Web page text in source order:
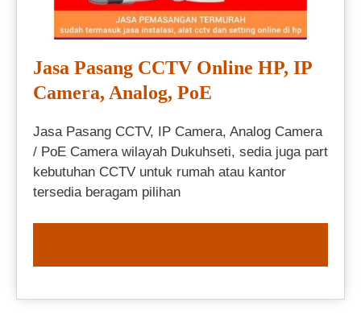
Jasa Pasang CCTV Online HP, IP
Camera, Analog, PoE
Jasa Pasang CCTV, IP Camera, Analog Camera
/ PoE Camera wilayah Dukuhseti, sedia juga part
kebutuhan CCTV untuk rumah atau kantor
tersedia beragam pilihan